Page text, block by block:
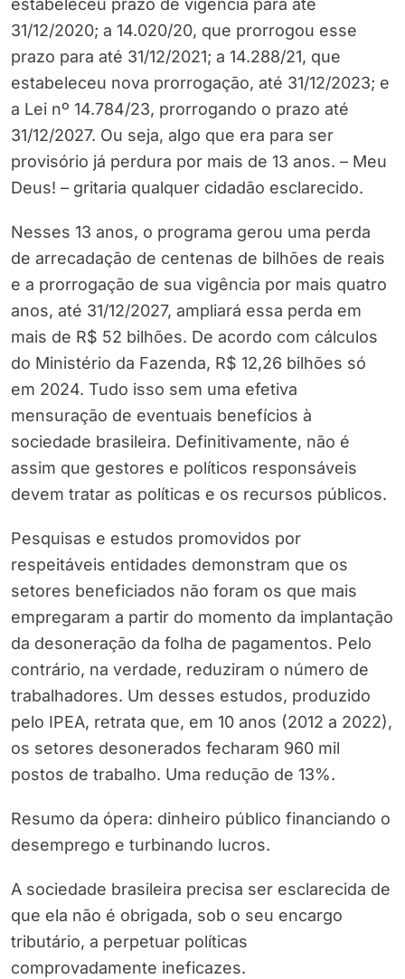
estabeleceu prazo de vigência para até
31/12/2020; a 14.020/20, que prorrogou esse
prazo para até 31/12/2021; a 14.288/21, que
estabeleceu nova prorrogação, até 31/12/2023; e
a Lei nº 14.784/23, prorrogando o prazo até
31/12/2027. Ou seja, algo que era para ser
provisório já perdura por mais de 13 anos. – Meu
Deus! – gritaria qualquer cidadão esclarecido.
Nesses 13 anos, o programa gerou uma perda
de arrecadação de centenas de bilhões de reais
e a prorrogação de sua vigência por mais quatro
anos, até 31/12/2027, ampliará essa perda em
mais de R$ 52 bilhões. De acordo com cálculos
do Ministério da Fazenda, R$ 12,26 bilhões só
em 2024. Tudo isso sem uma efetiva
mensuração de eventuais benefícios à
sociedade brasileira. Definitivamente, não é
assim que gestores e políticos responsáveis
devem tratar as políticas e os recursos públicos.
Pesquisas e estudos promovidos por
respeitáveis entidades demonstram que os
setores beneficiados não foram os que mais
empregaram a partir do momento da implantação
da desoneração da folha de pagamentos. Pelo
contrário, na verdade, reduziram o número de
trabalhadores. Um desses estudos, produzido
pelo IPEA, retrata que, em 10 anos (2012 a 2022),
os setores desonerados fecharam 960 mil
postos de trabalho. Uma redução de 13%.
Resumo da ópera: dinheiro público financiando o
desemprego e turbinando lucros.
A sociedade brasileira precisa ser esclarecida de
que ela não é obrigada, sob o seu encargo
tributário, a perpetuar políticas
comprovadamente ineficazes.